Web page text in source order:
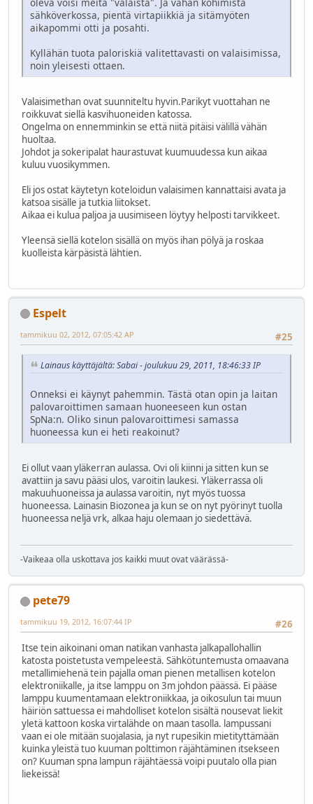
sähköverkossa, pientä virtapiikkiä ja sitämyöten
aikapommi otti ja posahti.
Kyllähän tuota paloriskiä valitettavasti on valaisimissa,
noin yleisesti ottaen.
Valaisimethan ovat suunniteltu hyvin.Parikyt vuottahan ne
roikkuvat siellä kasvihuoneiden katossa.
Ongelma on ennemminkin se että niitä pitäisi välillä vähän
huoltaa.
Johdot ja sokeripalat haurastuvat kuumuudessa kun aikaa
kuluu vuosikymmen.
Eli jos ostat käytetyn koteloidun valaisimen kannattaisi avata ja
katsoa sisälle ja tutkia liitokset.
Aikaa ei kulua paljoa ja uusimiseen löytyy helposti tarvikkeet.
Yleensä siellä kotelon sisällä on myös ihan pölyä ja roskaa
kuolleista kärpäsistä lähtien.
Espelt
#25
tammikuu 02, 2012, 07:05:42 AP
Lainaus käyttäjältä: Sabai - joulukuu 29, 2011, 18:46:33 IP
Onneksi ei käynyt pahemmin. Tästä otan opin ja laitan
palovaroittimen samaan huoneeseen kun ostan
SpNa:n. Oliko sinun palovaroittimesi samassa
huoneessa kun ei heti reakoinut?
Ei ollut vaan yläkerran aulassa. Ovi oli kiinni ja sitten kun se
avattiin ja savu pääsi ulos, varoitin laukesi. Yläkerrassa oli
makuuhuoneissa ja aulassa varoitin, nyt myös tuossa
huoneessa. Lainasin Biozonea ja kun se on nyt pyörinyt tuolla
huoneessa neljä vrk, alkaa haju olemaan jo siedettävä.
-Vaikeaa olla uskottava jos kaikki muut ovat väärässä-
pete79
#26
tammikuu 19, 2012, 16:07:44 IP
Itse tein aikoinani oman natikan vanhasta jalkapallohallin
katosta poistetusta vempeleestä. Sähkötuntemusta omaavana
metallimiehenä tein pajalla oman pienen metallisen kotelon
elektroniikalle, ja itse lamppu on 3m johdon päässä. Ei pääse
lamppu kuumentamaan elektroniikkaa, ja oikosulun tai muun
häiriön sattuessa ei mahdolliset kotelon sisältä nousevat liekit
yletä kattoon koska virtalähde on maan tasolla. lampussani
vaan ei ole mitään suojalasia, ja nyt rupesikin mietityttämään
kuinka yleistä tuo kuuman polttimon räjähtäminen itsekseen
on? Kuuman spna lampun räjähtäessä voipi puutalo olla pian
liekeissä!